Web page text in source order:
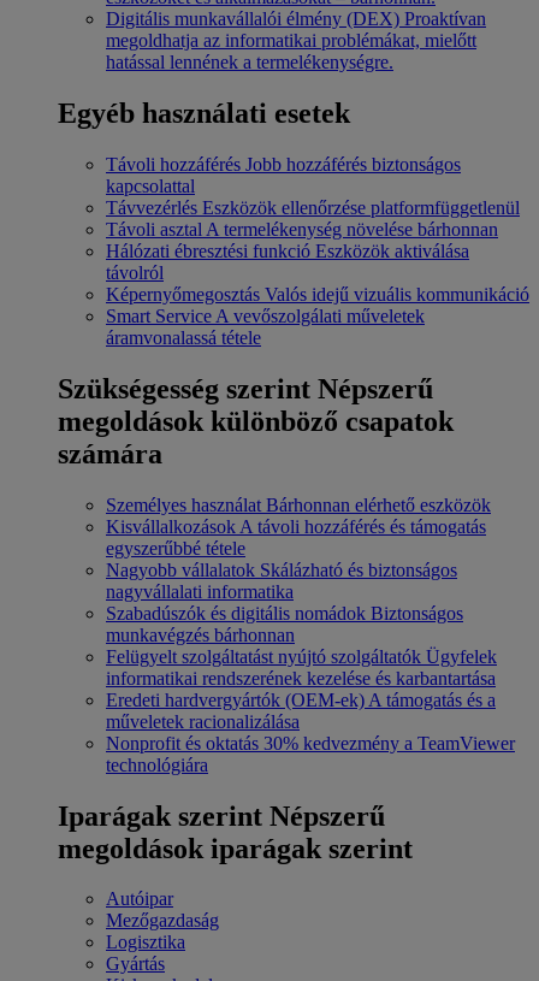
Digitális munkavállalói élmény (DEX) Proaktívan
megoldhatja az informatikai problémákat, mielőtt
hatással lennének a termelékenységre.
Egyéb használati esetek
Távoli hozzáférés Jobb hozzáférés biztonságos
kapcsolattal
Távvezérlés Eszközök ellenőrzése platformfüggetlenül
Távoli asztal A termelékenység növelése bárhonnan
Hálózati ébresztési funkció Eszközök aktiválása
távolról
Képernyőmegosztás Valós idejű vizuális kommunikáció
Smart Service A vevőszolgálati műveletek
áramvonalassá tétele
Szükségesség szerint Népszerű
megoldások különböző csapatok
számára
Személyes használat Bárhonnan elérhető eszközök
Kisvállalkozások A távoli hozzáférés és támogatás
egyszerűbbé tétele
Nagyobb vállalatok Skálázható és biztonságos
nagyvállalati informatika
Szabadúszók és digitális nomádok Biztonságos
munkavégzés bárhonnan
Felügyelt szolgáltatást nyújtó szolgáltatók Ügyfelek
informatikai rendszerének kezelése és karbantartása
Eredeti hardvergyártók (OEM-ek) A támogatás és a
műveletek racionalizálása
Nonprofit és oktatás 30% kedvezmény a TeamViewer
technológiára
Iparágak szerint Népszerű
megoldások iparágak szerint
Autóipar
Mezőgazdaság
Logisztika
Gyártás